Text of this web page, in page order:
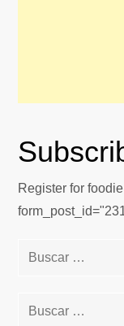
Register for
Buscar:
Buscar: